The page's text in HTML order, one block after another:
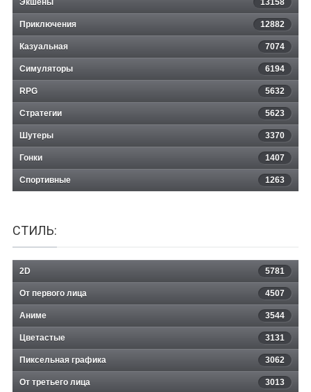
The Bard's Tale ARPG: Remastered
Приключения 12882
Казуальная 7074
Симуляторы 6194
RPG 5632
Стратегии 5623
Шутеры 3370
Гонки 1407
Спортивные 1263
СТИЛЬ:
2D 5781
От первого лица 4507
Аниме 3544
Цветастые 3131
Пиксельная графика 3062
От третьего лица 3013